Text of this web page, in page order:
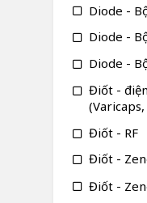
Diode -
Diode -
Diode -
Điốt -
Điốt - RF
Điốt -
Điốt -